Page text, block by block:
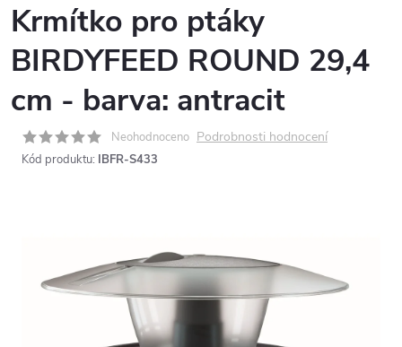
Krmítko pro ptáky
BIRDYFEED ROUND 29,4
cm - barva: antracit
Neohodnoceno Podrobnosti hodnocení
Kód produktu: IBFR-S433